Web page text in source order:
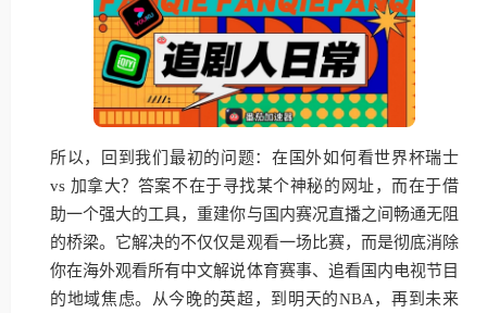
所以，回到我们最初的问题：在国外如何看世界杯瑞士
vs 加拿大？答案不在于寻找某个神秘的网址，而在于借
助一个强大的工具，重建你与国内赛况直播之间畅通无阻
的桥梁。它解决的不仅仅是观看一场比赛，而是彻底消除
你在海外观看所有中文解说体育赛事、追看国内电视节目
的地域焦虑。从今晚的英超，到明天的NBA，再到未来